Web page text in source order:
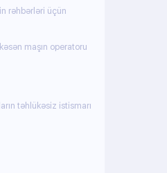
rəhbərləri üçün
maşın operatoru
təhlükəsiz istismarı